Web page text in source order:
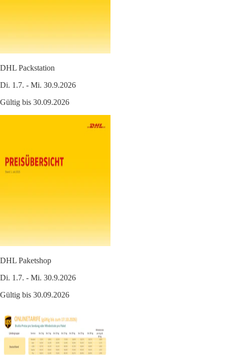
DHL Packstation
Di. 1.7. - Mi. 30.9.2026
Gültig bis 30.09.2026
DHL Paketshop
Di. 1.7. - Mi. 30.9.2026
Gültig bis 30.09.2026